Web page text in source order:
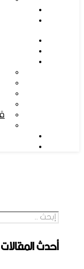
أحدث المقالات